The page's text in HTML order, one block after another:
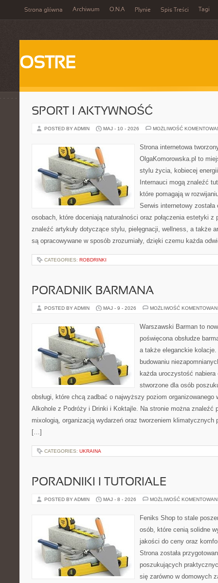
Strona główna Archiwum O.N.A Płynie Spis Treści Tagi
OSTRE
SPORT I AKTYWNOŚĆ
POSTED BY ADMIN MAJ - 10 - 2026 MOŻLIWOŚĆ
Strona internetowa
OlgaKomorowska.pl to
stylu życia, kobiecej
Internauci mogą znaleźć
które pomagają w
Serwis internetowy
osobach, które doceniają naturalności oraz połączenia estetyki z
znaleźć artykuły dotyczące stylu, pielęgnacji, wellness, a także
są opracowywane w sposób zrozumiały, dzięki czemu każda
CATEGORIES: ROBDRINKI
PORADNIK BARMANA
POSTED BY ADMIN MAJ - 9 - 2026 MOŻLIWOŚĆ
Warszawski Barman to
poświęcona obsłudze
a także eleganckie
budowaniu
każda uroczystość
stworzone dla osób
obsługi, które chcą zadbać o najwyższy poziom organizowanego
Alkohole z Podróży i Drinki i Koktajle. Na stronie można znaleźć
mixologią, organizacją wydarzeń oraz tworzeniem klimatycznych
[…]
CATEGORIES: UKRAINA
PORADNIKI I TUTORIALE
POSTED BY ADMIN MAJ - 8 - 2026 MOŻLIWOŚĆ
Feniks Shop to stale
osób, które cenią solidne
jakości do ceny oraz
Strona została
poszukujących
się zarówno w domowych